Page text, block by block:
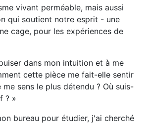
vivant perméable, mais aussi
qui soutient notre esprit - une
cage, pour les expériences de
dans mon intuition et à me
cette pièce me fait-elle sentir
sens le plus détendu ? Où suis-
? »
bureau pour étudier, j'ai cherché